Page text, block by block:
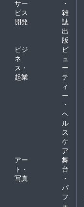
サー
ビス
開発
・
雑
誌
出
版
ビジ
ネ
ス・
起業
ビ
ュ
ー
テ
ィ
ー
・
ヘ
ル
ス
ケ
ア
アー
ト・
写真
舞
台
・
パ
フ